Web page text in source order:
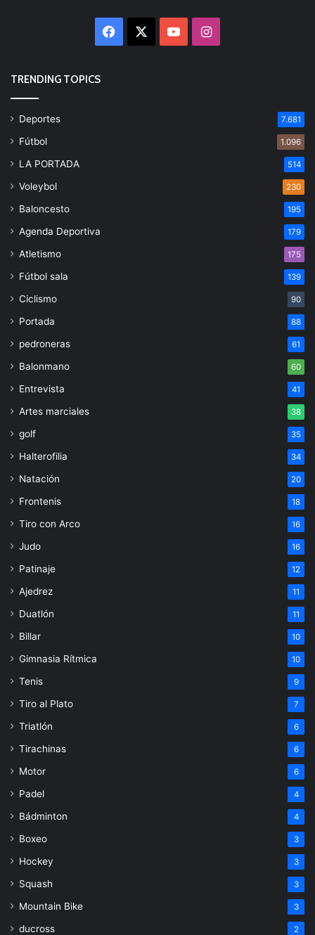
Facebook YouTubeInstagram
TRENDING TOPICS
Deportes 7.681
Fútbol 1.096
LA PORTADA 514
Voleybol 230
Baloncesto 195
Agenda Deportiva 179
Atletismo 175
Fútbol sala 139
Ciclismo 90
Portada 88
pedroneras 61
Balonmano 60
Entrevista 41
Artes marciales 38
golf 35
Halterofilia 34
Natación 20
Frontenis 18
Tiro con Arco 16
Judo 16
Patinaje 12
Ajedrez 11
Duatlón 11
Billar 10
Gimnasia Rítmica 10
Tenis 9
Tiro al Plato 7
Triatlón 6
Tirachinas 6
Motor 6
Padel 4
Bádminton 4
Boxeo 3
Hockey 3
Squash 3
Mountain Bike 3
ducross 2